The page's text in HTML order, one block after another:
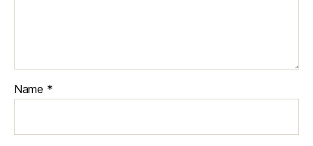
Name *